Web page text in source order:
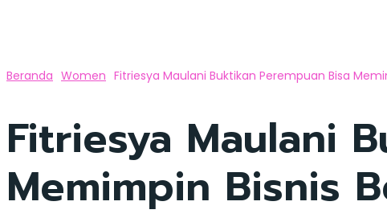
Beranda Women Fitriesya Maulani Buktikan Perempuan Bisa
Fitriesya Maulani
Memimpin Bisnis